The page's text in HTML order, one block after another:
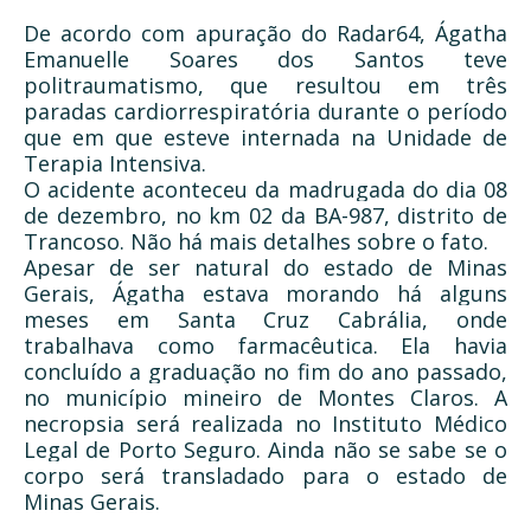
De acordo com apuração do Radar64, Ágatha
Emanuelle Soares dos Santos teve
politraumatismo, que resultou em três
paradas cardiorrespiratória durante o período
que em que esteve internada na Unidade de
Terapia Intensiva.
O acidente aconteceu da madrugada do dia 08
de dezembro, no km 02 da BA-987, distrito de
Trancoso. Não há mais detalhes sobre o fato.
Apesar de ser natural do estado de Minas
Gerais, Ágatha estava morando há alguns
meses em Santa Cruz Cabrália, onde
trabalhava como farmacêutica. Ela havia
concluído a graduação no fim do ano passado,
no município mineiro de Montes Claros. A
necropsia será realizada no Instituto Médico
Legal de Porto Seguro. Ainda não se sabe se o
corpo será transladado para o estado de
Minas Gerais.